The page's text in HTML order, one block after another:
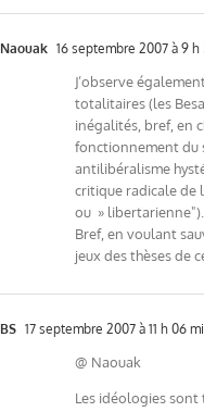
Naouak 16 septembre 2007 à 9 h
J’observe
totalitaires (les
inégalités, bref, en
fonctionnement du
antilibéralisme
critique radicale de
ou » libertarienne").
Bref, en voulant
jeux des thèses de
BS 17 septembre 2007 à 11 h 06
@ Naouak
Les idéologies